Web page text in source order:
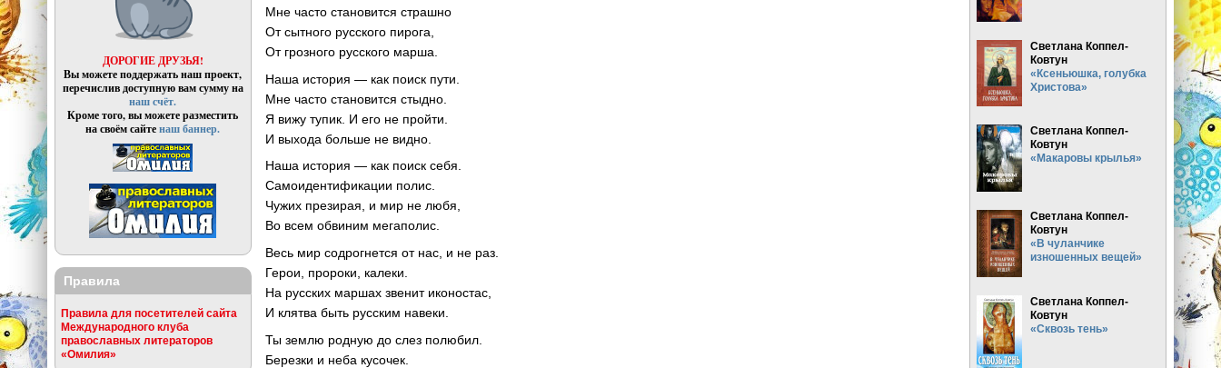
Мне часто становится страшно
От сытного русского пирога,
От грозного русского марша.
Наша история — как поиск пути.
Мне часто становится стыдно.
Я вижу тупик. И его не пройти.
И выхода больше не видно.
Наша история — как поиск себя.
Самоидентификации полис.
Чужих презирая, и мир не любя,
Во всем обвиним мегаполис.
Весь мир содрогнется от нас, и не раз.
Герои, пророки, калеки.
На русских маршах звенит иконостас,
И клятва быть русским навеки.
Ты землю родную до слез полюбил.
Березки и неба кусочек.
ДОРОГИЕ ДРУЗЬЯ!
Вы можете поддержать наш проект,
перечислив доступную вам сумму на
наш счёт.
Кроме того, вы можете разместить
на своём сайтенаш баннер.
Правила
Правила для посетителей сайта
Международного клуба
православных литераторов
«Омилия»
Светлана Коппел-
Ковтун
«Ксеньюшка, голубка
Христова»
Светлана Коппел-
Ковтун
«Макаровы крылья»
Светлана Коппел-
Ковтун
«В чуланчике
изношенных вещей»
Светлана Коппел-
Ковтун
«Сквозь тень»